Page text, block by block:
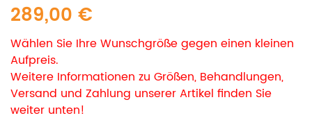
289,00 €
Wählen Sie Ihre Wunschgröße gegen einen kleinen
Aufpreis.
Weitere Informationen zu Größen, Behandlungen,
Versand und Zahlung unserer Artikel finden Sie
weiter unten!